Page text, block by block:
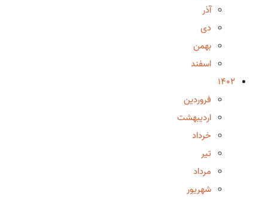
آذر
دی
بهمن
اسفند
1402
فروردین
اردیبهشت
خرداد
تیر
مرداد
شهریور